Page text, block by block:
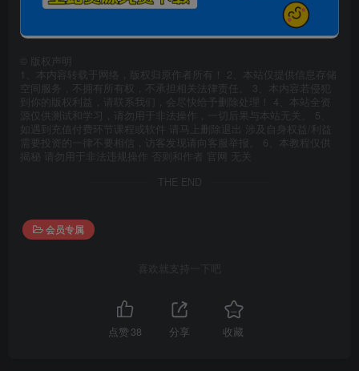
版权声明
1、本内容转载于网络，版权归原作者所有！ 2、本站仅提供信息存储
空间服务，不拥有所有权，不承担相关法律责任。 3、本内容若侵犯
到你的版权利益，请联系我们，会尽快给予删除处理！ 4、本站全资
源仅供测试和学习，请勿用于非法操作，一切后果与本站无关。 5、
如遇到充值付费环节课程或软件 请马上删除退出 涉及自身权益/利益
需要投资的一律不要相信，访客发现请向客服举报。 6、本教程仅供
揭秘 请勿用于非法违规操作 否则和作者 官网 无关
THE END
会员专属
喜欢就支持一下吧
点赞 38 分享 收藏